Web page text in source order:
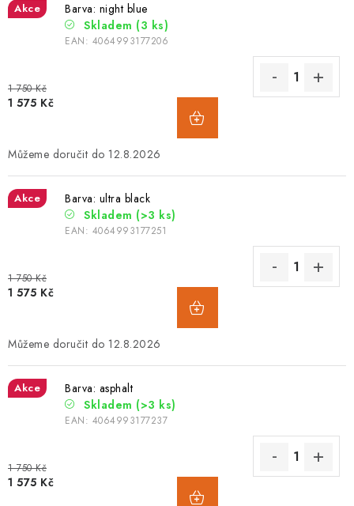
Akce
Barva: night blue
Skladem (3 ks)
EAN: 4064993177206
1 750 Kč
1 575 Kč
12.8.2026
Akce
Barva: ultra black
Skladem (>3 ks)
EAN: 4064993177251
1 750 Kč
1 575 Kč
12.8.2026
Akce
Barva: asphalt
Skladem (>3 ks)
EAN: 4064993177237
1 750 Kč
1 575 Kč